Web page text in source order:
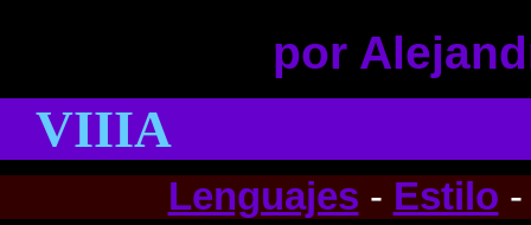
por
VIIIA
Lenguajes - Estilo